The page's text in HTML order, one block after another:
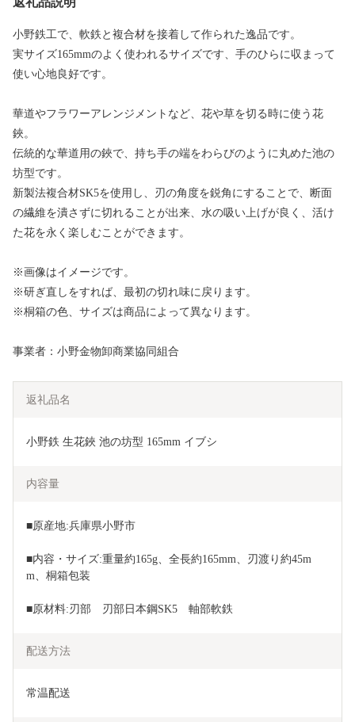
小野鉄工で、軟鉄と複合材を接着して作られた逸品です。
実サイズ165mmのよく使われるサイズです、手のひらに収まって
使い心地良好です。
華道やフラワーアレンジメントなど、花や草を切る時に使う花
鋏。
伝統的な華道用の鋏で、持ち手の端をわらびのように丸めた池の
坊型です。
新製法複合材SK5を使用し、刃の角度を鋭角にすることで、断面
の繊維を潰さずに切れることが出来、水の吸い上げが良く、活け
た花を永く楽しむことができます。
※画像はイメージです。
※研ぎ直しをすれば、最初の切れ味に戻ります。
※桐箱の色、サイズは商品によって異なります。
事業者：小野金物卸商業協同組合
返礼品名
小野鉄 生花鋏 池の坊型 165mm イブシ
内容量
■原産地:兵庫県小野市
■内容・サイズ:重量約165g、全長約165mm、刃渡り約45m
m、桐箱包装
■原材料:刃部　刃部日本鋼SK5　軸部軟鉄
配送方法
常温配送